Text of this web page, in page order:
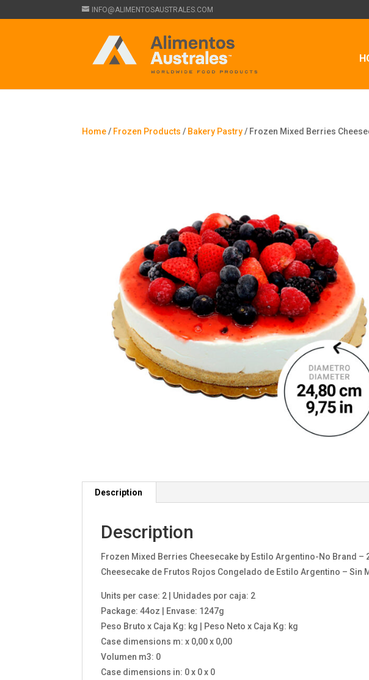
INFO@ALIMENTOSAUSTRALES.COM
Home/ Frozen Products / Bakery Pastry/ Frozen Mixed Berries
Description
Description
Frozen Mixed Berries Cheesecake by Estilo Argentino-No Brand –
Cheesecake de Frutos Rojos Congelado de Estilo Argentino – Sin
Units per case: 2 | Unidades por caja: 2
Package: 44oz | Envase: 1247g
Peso Bruto x Caja Kg: kg | Peso Neto x Caja Kg: kg
Case dimensions m: x 0,00 x 0,00
Volumen m3: 0
Case dimensions in: 0 x 0 x 0